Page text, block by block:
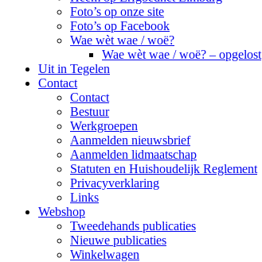
Foto’s op onze site
Foto’s op Facebook
Wae wèt wae / woë?
Wae wèt wae / woë? – opgelost
Uit in Tegelen
Contact
Contact
Bestuur
Werkgroepen
Aanmelden nieuwsbrief
Aanmelden lidmaatschap
Statuten en Huishoudelijk Reglement
Privacyverklaring
Links
Webshop
Tweedehands publicaties
Nieuwe publicaties
Winkelwagen